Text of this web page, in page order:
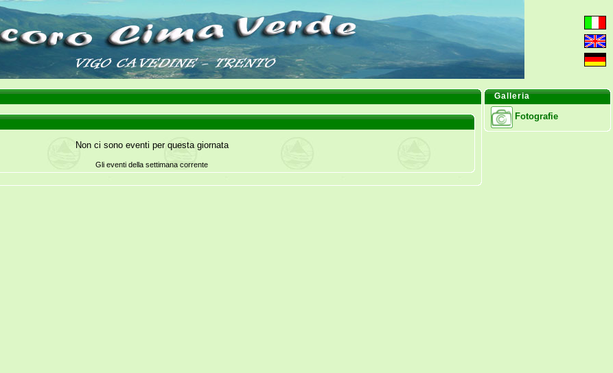
Non ci sono eventi per questa giornata
Gli eventi della settimana corrente
Galleria
Fotografie